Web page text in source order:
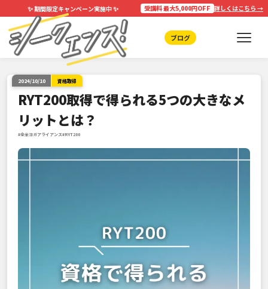
✨期間限定キャンペーン実施中✨ 受講料 最大5,000円OFF 詳しくはこちら →
ブログ
2024/10/10 資格取得
RYT200取得で得られる5つの大きなメ
リットとは？
#全米ヨガアライアンス#RYT200